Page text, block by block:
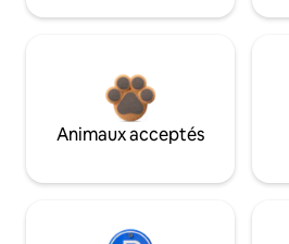
Animaux acceptés